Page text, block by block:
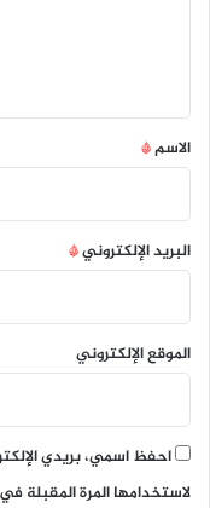
*
الاسم*
البريد الإلكتروني*
الموقع الإلكتروني
احفظ اسمي، بريدي
لاستخدامها المرة المقبلة